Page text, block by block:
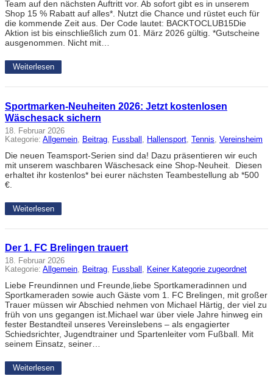
Team auf den nächsten Auftritt vor. Ab sofort gibt es in unserem
Shop 15 % Rabatt auf alles*. Nutzt die Chance und rüstet euch für
die kommende Zeit aus. Der Code lautet: BACKTOCLUB15Die
Aktion ist bis einschließlich zum 01. März 2026 gültig. *Gutscheine
ausgenommen. Nicht mit…
Weiterlesen
Sportmarken-Neuheiten 2026: Jetzt kostenlosen
Wäschesack sichern
18. Februar 2026
Kategorie: Allgemein, Beitrag, Fussball , Hallensport, Tennis, Vereinsheim
Die neuen Teamsport-Serien sind da! Dazu präsentieren wir euch
mit unserem waschbaren Wäschesack eine Shop-Neuheit. Diesen
erhaltet ihr kostenlos* bei eurer nächsten Teambestellung ab *500
€.
Weiterlesen
Der 1. FC Brelingen trauert
18. Februar 2026
Kategorie: Allgemein, Beitrag, Fussball , Keiner Kategorie zugeordnet
Liebe Freundinnen und Freunde,liebe Sportkameradinnen und
Sportkameraden sowie auch Gäste vom 1. FC Brelingen, mit großer
Trauer müssen wir Abschied nehmen von Michael Härtig, der viel zu
früh von uns gegangen ist.Michael war über viele Jahre hinweg ein
fester Bestandteil unseres Vereinslebens – als engagierter
Schiedsrichter, Jugendtrainer und Spartenleiter vom Fußball. Mit
seinem Einsatz, seiner…
Weiterlesen